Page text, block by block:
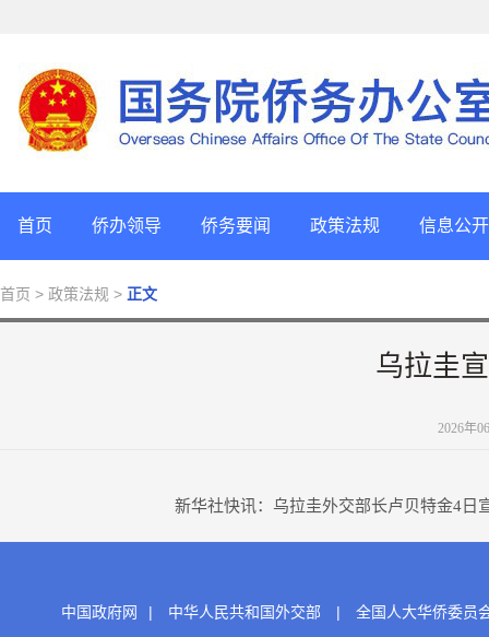
首页 侨办领导 侨务要闻 政策法规 信息公开
首页 > 政策法规 > 正文
乌拉圭
2026年
新华社快讯：乌拉圭外交部长卢贝特金4日
中国政府网 | 中华人民共和国外交部 |
全国人大华侨委员